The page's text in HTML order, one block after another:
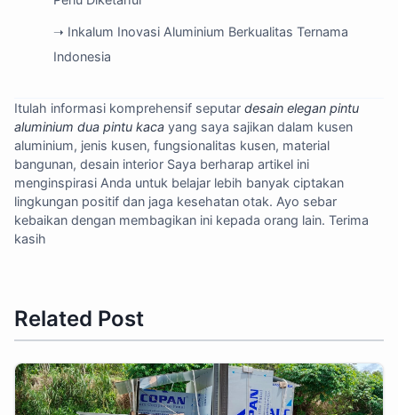
➝ Inkalum Inovasi Aluminium Berkualitas Ternama
Indonesia
Itulah informasi komprehensif seputar desain elegan pintu
aluminium dua pintu kaca yang saya sajikan dalam kusen
aluminium, jenis kusen, fungsionalitas kusen, material
bangunan, desain interior Saya berharap artikel ini
menginspirasi Anda untuk belajar lebih banyak ciptakan
lingkungan positif dan jaga kesehatan otak. Ayo sebar
kebaikan dengan membagikan ini kepada orang lain. Terima
kasih
Related Post